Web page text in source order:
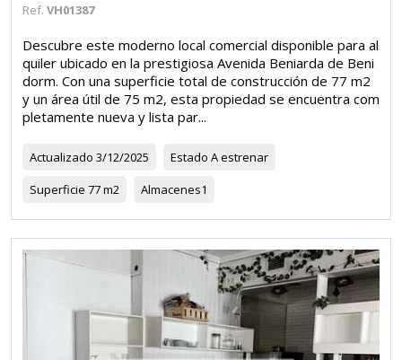
Ref. VH01387
Descubre este moderno local comercial disponible para al
quiler ubicado en la prestigiosa Avenida Beniarda de Beni
dorm. Con una superficie total de construcción de 77 m2
y un área útil de 75 m2, esta propiedad se encuentra com
pletamente nueva y lista par...
Actualizado 3/12/2025 Estado A estrenar
Superficie 77 m2 Almacenes1